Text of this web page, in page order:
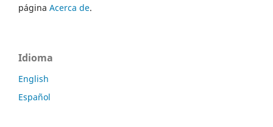
página Acerca de.
Idioma
English
Español